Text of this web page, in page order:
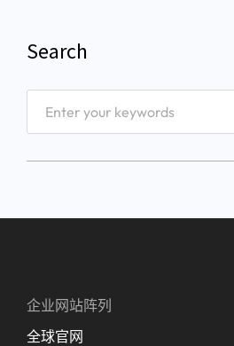
Search
企业网站阵列
全球官网